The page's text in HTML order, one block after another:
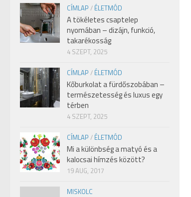
CÍMLAP / ÉLETMÓD
A tökéletes csaptelep
nyomában – dizájn, funkció,
takarékosság
4 SZEPT, 2025
CÍMLAP / ÉLETMÓD
Kőburkolat a fürdőszobában –
természetesség és luxus egy
térben
4 SZEPT, 2025
CÍMLAP / ÉLETMÓD
Mi a különbség a matyó és a
kalocsai hímzés között?
19 AUG, 2017
MISKOLC